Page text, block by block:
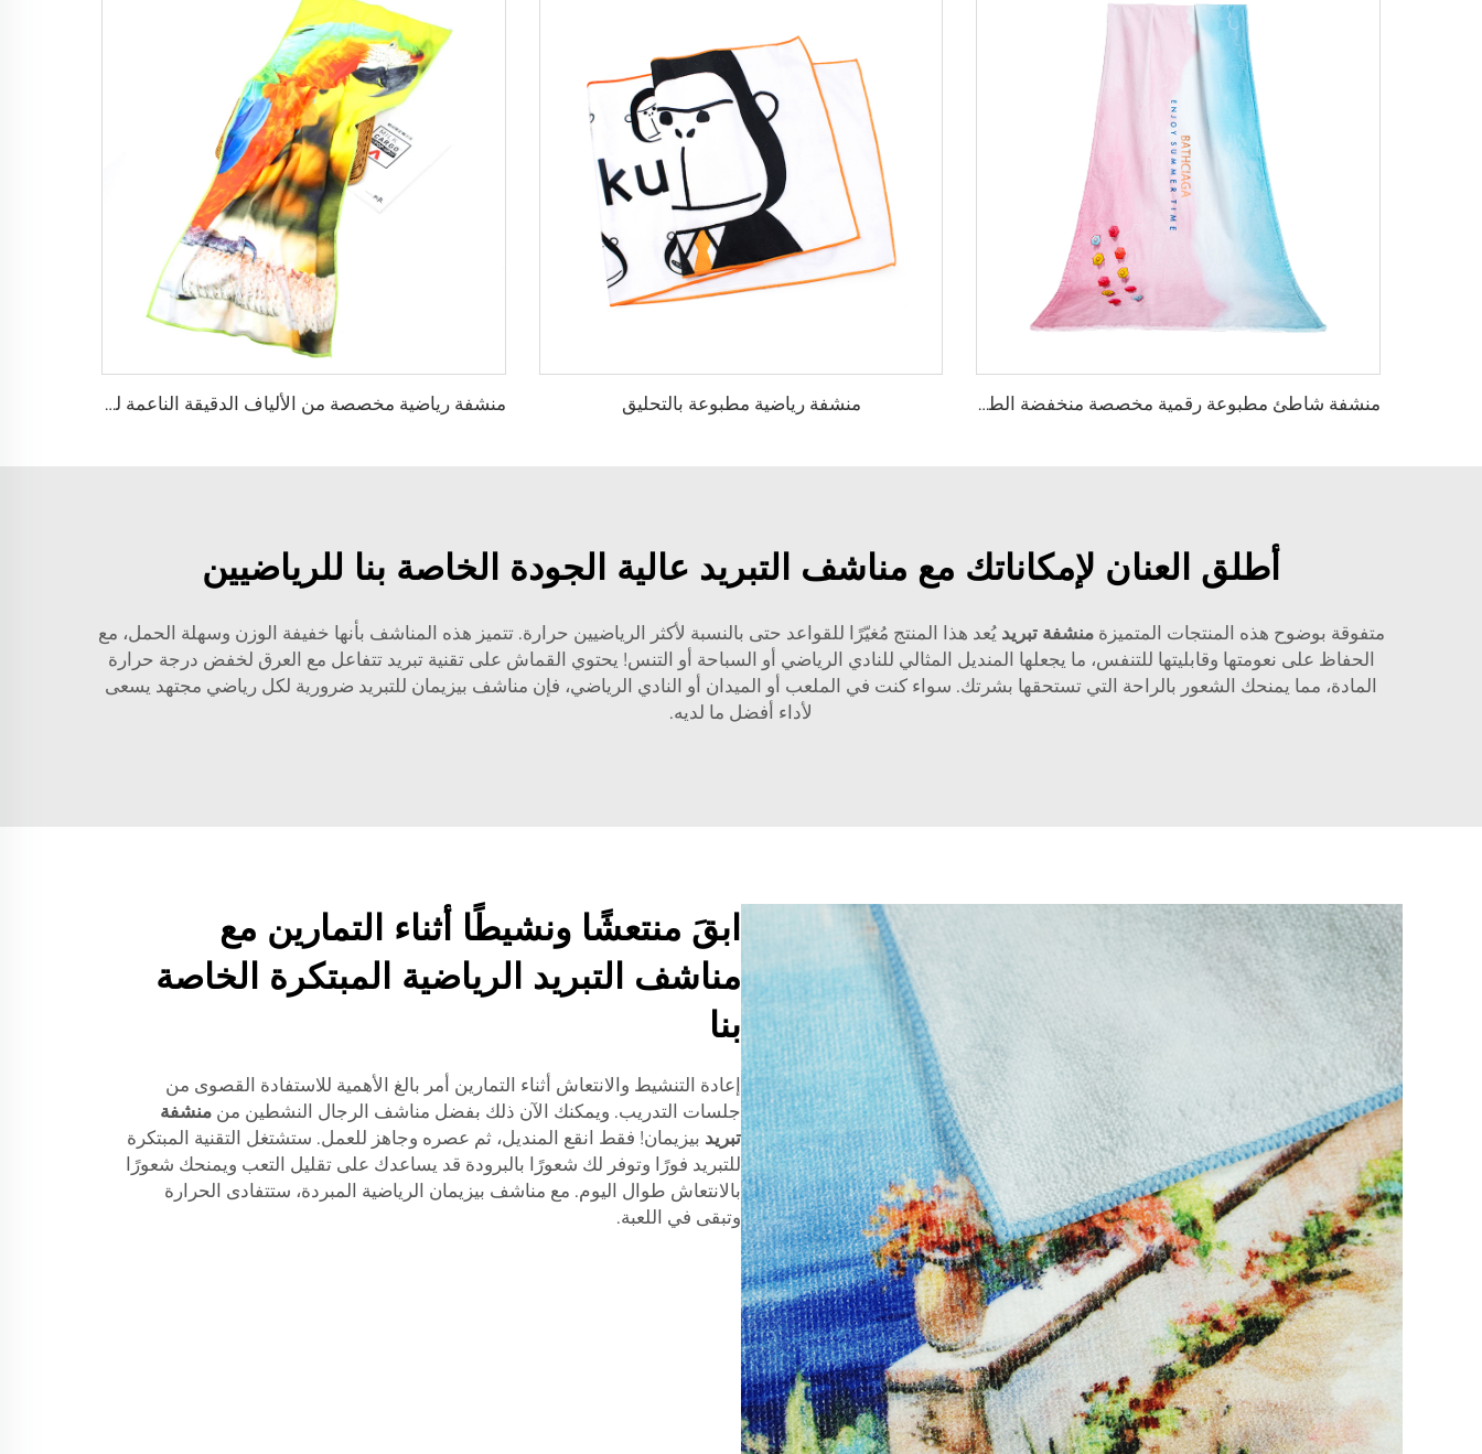
منشفة شاطئ مطبوعة رقمية مخصصة منخفضة الطلب منشفة رياضية مطبوعة بالتحليق منشفة رياضية مخصصة من الألياف الدقيقة الناعمة لللياقة البدنية
أطلق العنان لإمكاناتك مع مناشف التبريد عالية الجودة الخاصة بنا للرياضيين
متفوقة بوضوح هذه المنتجات المتميزةمنشفة تبريديُعد هذا المنتج مُغيّرًا للقواعد حتى بالنسبة لأكثر الرياضيين حرارة. تتميز هذه المناشف بأنها خفيفة الوزن وسهلة الحمل، مع
الحفاظ على نعومتها وقابليتها للتنفس، ما يجعلها المنديل المثالي للنادي الرياضي أو السباحة أو التنس! يحتوي القماش على تقنية تبريد تتفاعل مع العرق لخفض درجة حرارة
المادة، مما يمنحك الشعور بالراحة التي تستحقها بشرتك. سواء كنت في الملعب أو الميدان أو النادي الرياضي، فإن مناشف بيزيمان للتبريد ضرورية لكل رياضي مجتهد يسعى
لأداء أفضل ما لديه.
ابقَ منتعشًا ونشيطًا أثناء التمارين مع
مناشف التبريد الرياضية المبتكرة الخاصة
بنا
إعادة التنشيط والانتعاش أثناء التمارين أمر بالغ الأهمية للاستفادة القصوى من
جلسات التدريب. ويمكنك الآن ذلك بفضل مناشف الرجال النشطين من منشفة
تبريد بيزيمان! فقط انقع المنديل، ثم عصره وجاهز للعمل. ستشتغل التقنية المبتكرة
للتبريد فورًا وتوفر لك شعورًا بالبرودة قد يساعدك على تقليل التعب ويمنحك شعورًا
بالانتعاش طوال اليوم. مع مناشف بيزيمان الرياضية المبردة، ستتفادى الحرارة
وتبقى في اللعبة.